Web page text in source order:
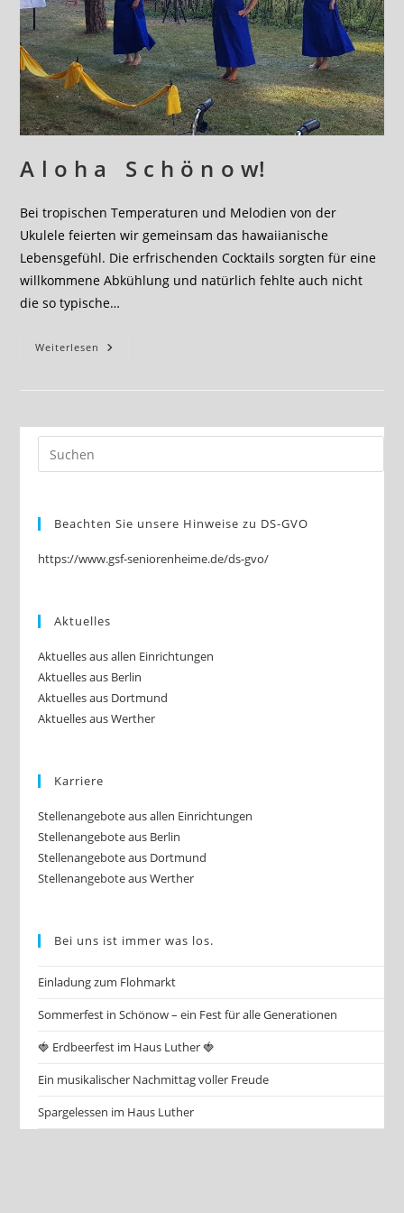
A l o h a S c h ö n o w!
Bei tropischen Temperaturen und Melodien von der
Ukulele feierten wir gemeinsam das hawaiianische
Lebensgefühl. Die erfrischenden Cocktails sorgten für eine
willkommene Abkühlung und natürlich fehlte auch nicht
die so typische…
Weiterlesen A
C
H
O
Beachten Sie unsere Hinweise zu DS-GVO
https://www.gsf-seniorenheime.de/ds-gvo/
Aktuelles
Aktuelles aus allen Einrichtungen
Aktuelles aus Berlin
Aktuelles aus Dortmund
Aktuelles aus Werther
Karriere
Stellenangebote aus allen Einrichtungen
Stellenangebote aus Berlin
Stellenangebote aus Dortmund
Stellenangebote aus Werther
Bei uns ist immer was los.
Einladung zum Flohmarkt
Sommerfest in Schönow – ein Fest für alle Generationen
🍓 Erdbeerfest im Haus Luther 🍓
Ein musikalischer Nachmittag voller Freude
Spargelessen im Haus Luther